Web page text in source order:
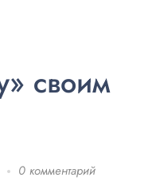
своим
0 комментарий